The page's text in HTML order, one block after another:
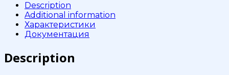
Description
Additional information
Характеристики
Документация
Description